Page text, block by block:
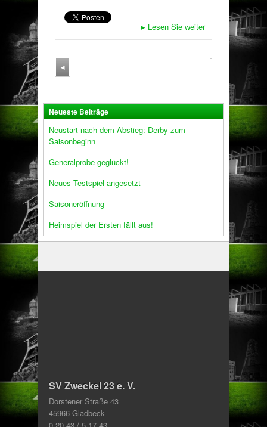
▸ Lesen Sie weiter
◂
Neueste Beiträge
Neustart nach dem Abstieg: Derby zum
Saisonbeginn
Generalprobe geglückt!
Neues Testspiel angesetzt
Saisoneröffnung
Heimspiel der Ersten fällt aus!
SV Zweckel 23 e. V.
Dorstener Straße 43
45966 Gladbeck